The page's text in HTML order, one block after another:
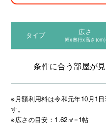
タイプ 広さ
幅x奥行x高さ(cm)
条件に合う部屋が
※月額利用料は令和元年10月1
す。
※広さの目安：1.62㎡=1帖